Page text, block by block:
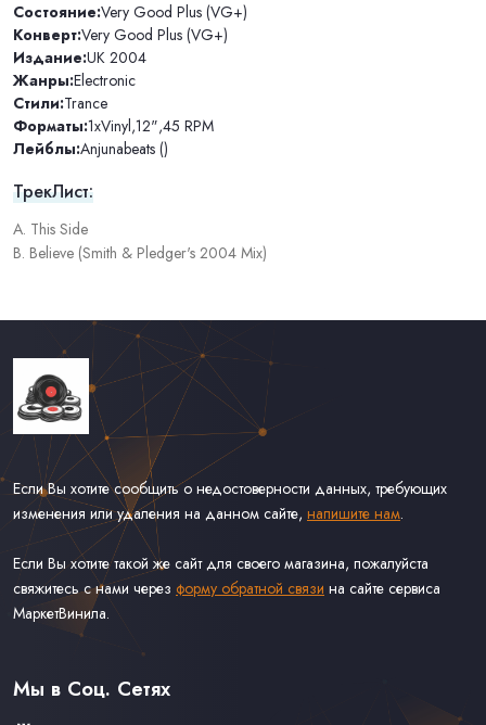
Состояние:Very Good Plus (VG+)
Конверт:Very Good Plus (VG+)
Издание:UK 2004
Жанры:Electronic
Стили:Trance
Форматы:1xVinyl,12",45 RPM
Лейблы:Anjunabeats ()
ТрекЛист:
A. This Side
B. Believe (Smith & Pledger's 2004 Mix)
Если Вы хотите сообщить о недостоверности данных, требующих
изменения или удаления на данном сайте, напишите нам.
Если Вы хотите такой же сайт для своего магазина, пожалуйста
свяжитесь с нами через форму обратной связи на сайте сервиса
МаркетВинила.
Каталог Винила, CD и Кассет
Доставка и Оплата
Мы в Соц. Сетях